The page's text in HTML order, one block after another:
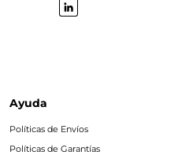
Ayuda
Políticas de Envíos
Políticas de Garantías